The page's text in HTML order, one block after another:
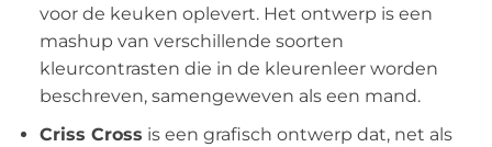
voor de keuken oplevert. Het ontwerp is een
mashup van verschillende soorten
kleurcontrasten die in de kleurenleer worden
beschreven, samengeweven als een mand.
Criss Cross is een grafisch ontwerp dat, net als